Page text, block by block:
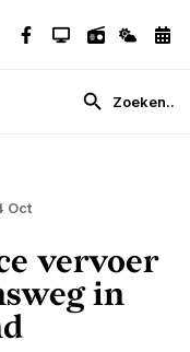
Oct
vervoer
in